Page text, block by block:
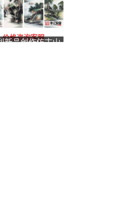
新品创作仿古山
价格咨询客服